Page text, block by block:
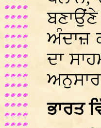
ਅੰਦਾਜ਼
ਦਾ
ਭਾਰਤ